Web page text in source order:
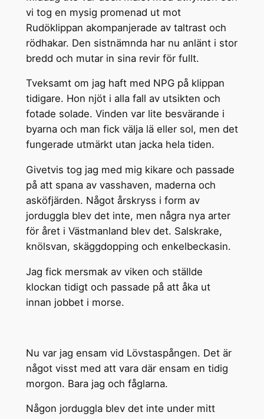
vi tog en mysig promenad ut mot
Rudöklippan akompanjerade av taltrast och
rödhakar. Den sistnämnda har nu anlänt i stor
bredd och mutar in sina revir för fullt.
Tveksamt om jag haft med NPG på klippan
tidigare. Hon njöt i alla fall av utsikten och
fotade solade. Vinden var lite besvärande i
byarna och man fick välja lä eller sol, men det
fungerade utmärkt utan jacka hela tiden.
Givetvis tog jag med mig kikare och passade
på att spana av vasshaven, maderna och
asköfjärden. Något årskryss i form av
jorduggla blev det inte, men några nya arter
för året i Västmanland blev det. Salskrake,
knölsvan, skäggdopping och enkelbeckasin.
Jag fick mersmak av viken och ställde
klockan tidigt och passade på att åka ut
innan jobbet i morse.
Nu var jag ensam vid Lövstaspången. Det är
något visst med att vara där ensam en tidig
morgon. Bara jag och fåglarna.
Någon jorduggla blev det inte under mitt